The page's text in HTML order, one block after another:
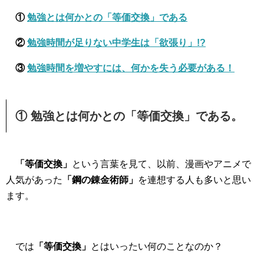
①勉強とは何かとの「等価交換」である
②勉強時間が足りない中学生は「欲張り」!?
③勉強時間を増やすには、何かを失う必要がある！
① 勉強とは何かとの「等価交換」である。
「等価交換」 という言葉を見て、以前、漫画やアニメで
人気があった
「鋼の錬金術師」 を連想する人も多いと思い
ます。
では 「等価交換」 とはいったい何のことなのか？